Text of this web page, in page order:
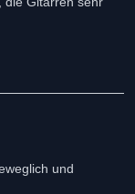
und